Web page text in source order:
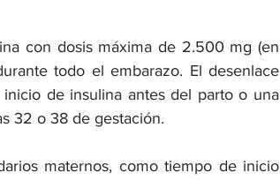
con dosis máxima de 2.500 mg (en
todo el embarazo. El desenlace
de insulina antes del parto o una
32 o 38 de gestación.
maternos, como tiempo de inicio